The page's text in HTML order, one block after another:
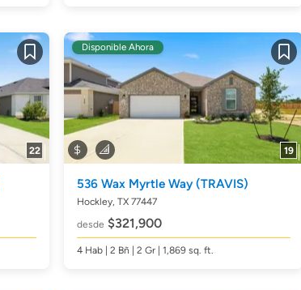
Guardar
22
Guardar
19
Disponible Ahora
536 Wax Myrtle Way(TRAVIS)
Hockley, TX 77447
desde $321,900
4 Hab| 2 Bñ | 2 Gr | 1,869 sq. ft.